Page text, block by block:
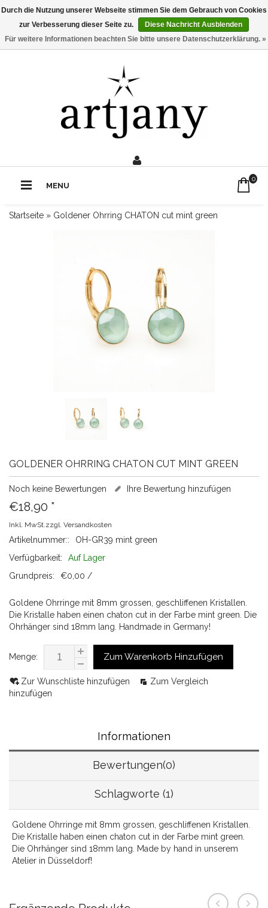
Rufe uns an:0211 - 210 310 2
MENU
0
Startseite » Goldener Ohrring CHATON cut mint green
GOLDENER OHRRING CHATON CUT MINT GREEN
Noch keine Bewertungen Ihre Bewertung hinzufügen
€18,90 *
Inkl. MwSt.zzgl. Versandkosten
Artikelnummer::
OH-GR39 mint green
Verfügbarkeit:
Auf Lager
Grundpreis:
€0,00 /
Goldene Ohrringe mit 8mm grossen, geschliffenen Kristallen.
Die Kristalle haben einen chaton cut in der Farbe mint green. Die
Ohrhänger sind 18mm lang. Handmade in Germany!
Menge: Zum Warenkorb Hinzufügen
Zur Wunschliste hinzufügen
Zum Vergleich
hinzufügen
Informationen
Bewertungen(0)
Schlagworte (1)
Goldene Ohrringe mit 8mm grossen, geschliffenen Kristallen.
Die Kristalle haben einen chaton cut in der Farbe mint green.
Die Ohrhänger sind 18mm lang. Made by hand in unserem
Atelier in Düsseldorf!
Durch die Nutzung unserer Webseite stimmen Sie dem Gebrauch von Cookies
zur Verbesserung dieser Seite zu.
Diese Nachricht Ausblenden
Für weitere Informationen beachten Sie bitte unsere Datenschutzerklärung. »